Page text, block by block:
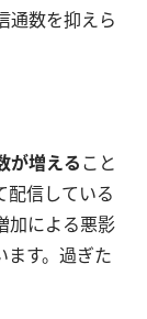
通数を抑えら
が増える こと
配信している
加による悪影
ます。過ぎた